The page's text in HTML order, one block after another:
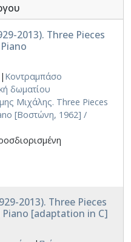
2013). Three Pieces
| Κοντραμπάσο
δωματίου
Μιχάλης. Three Pieces
[Βοστώνη, 1962] /
2013). Three Pieces
[adaptation in C]